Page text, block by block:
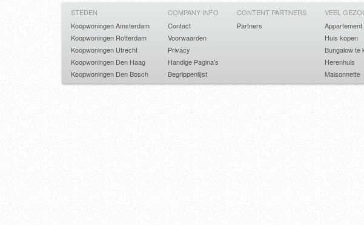
STEDEN
Koopwoningen Amsterdam
Koopwoningen Rotterdam
Koopwoningen Utrecht
Koopwoningen Den Haag
Koopwoningen Den Bosch
COMPANY INFO
Contact
Voorwaarden
Privacy
Handige Pagina's
Begrippenlijst
CONTENT PARTNERS
Partners
VEEL
Huis kopen
Bungalow te
Herenhuis
Maisonnette